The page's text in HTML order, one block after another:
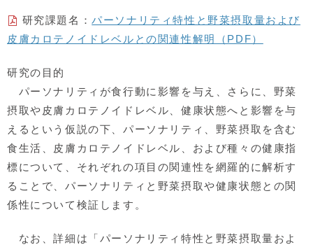
研究課題名：パーソナリティ特性と野菜摂取量および
皮膚カロテノイドレベルとの関連性解明（PDF）
研究の目的
パーソナリティが食行動に影響を与え、さらに、野菜
摂取や皮膚カロテノイドレベル、健康状態へと影響を与
えるという仮説の下、パーソナリティ、野菜摂取を含む
食生活、皮膚カロテノイドレベル、および種々の健康指
標について、それぞれの項目の関連性を網羅的に解析す
ることで、パーソナリティと野菜摂取や健康状態との関
係性について検証します。
なお、詳細は「パーソナリティ特性と野菜摂取量およ